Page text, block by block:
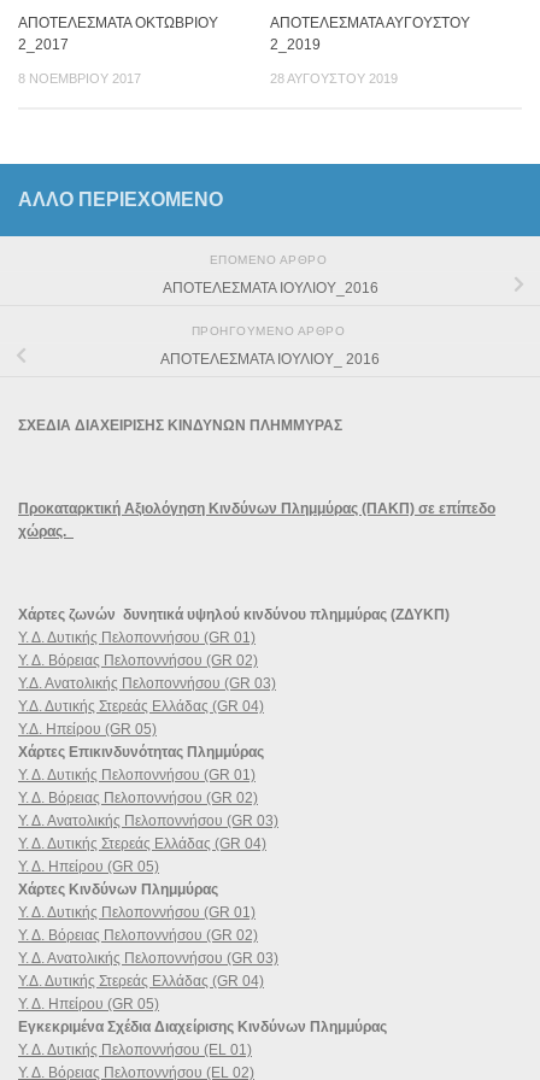
ΑΠΟΤΕΛΕΣΜΑΤΑ ΟΚΤΩΒΡΙΟΥ
2_2017
8 ΝΟΕΜΒΡΊΟΥ 2017
ΑΠΟΤΕΛΕΣΜΑΤΑ ΑΥΓΟΥΣΤΟΥ
2_2019
28 ΑΥΓΟΎΣΤΟΥ 2019
ΆΛΛΟ ΠΕΡΙΕΧΟΜΕΝΟ
ΕΠΌΜΕΝΟ ΆΡΘΡΟ
ΑΠΟΤΕΛΕΣΜΑΤΑ ΙΟΥΛΙΟΥ_2016
ΠΡΟΗΓΟΎΜΕΝΟ ΆΡΘΡΟ
ΑΠΟΤΕΛΕΣΜΑΤΑ ΙΟΥΛΙΟΥ_ 2016
ΣΧΕΔΙΑ ΔΙΑΧΕΙΡΙΣΗΣ ΚΙΝΔΥΝΩΝ ΠΛΗΜΜΥΡΑΣ
Προκαταρκτική Αξιολόγηση Κινδύνων Πλημμύρας (ΠΑΚΠ) σε επίπεδο
χώρας.
Χάρτες ζωνών δυνητικά υψηλού κινδύνου πλημμύρας (ΖΔΥΚΠ)
Υ. Δ. Δυτικής Πελοποννήσου (GR 01)
Υ. Δ. Βόρειας Πελοποννήσου (GR 02)
Υ.Δ. Ανατολικής Πελοποννήσου (GR 03)
Υ.Δ. Δυτικής Στερεάς Ελλάδας (GR 04)
Υ.Δ. Ηπείρου (GR 05)
Χάρτες Επικινδυνότητας Πλημμύρας
Υ. Δ. Δυτικής Πελοποννήσου (GR 01)
Υ. Δ. Βόρειας Πελοποννήσου (GR 02)
Υ. Δ. Ανατολικής Πελοποννήσου (GR 03)
Υ. Δ. Δυτικής Στερεάς Ελλάδας (GR 04)
Υ. Δ. Ηπείρου (GR 05)
Χάρτες Κινδύνων Πλημμύρας
Υ. Δ. Δυτικής Πελοποννήσου (GR 01)
Υ. Δ. Βόρειας Πελοποννήσου (GR 02)
Υ. Δ. Ανατολικής Πελοποννήσου (GR 03)
Υ.Δ. Δυτικής Στερεάς Ελλάδας (GR 04)
Υ. Δ. Ηπείρου (GR 05)
Εγκεκριμένα Σχέδια Διαχείρισης Κινδύνων Πλημμύρας
Υ. Δ. Δυτικής Πελοποννήσου (EL 01)
Υ. Δ. Βόρειας Πελοποννήσου (EL 02)